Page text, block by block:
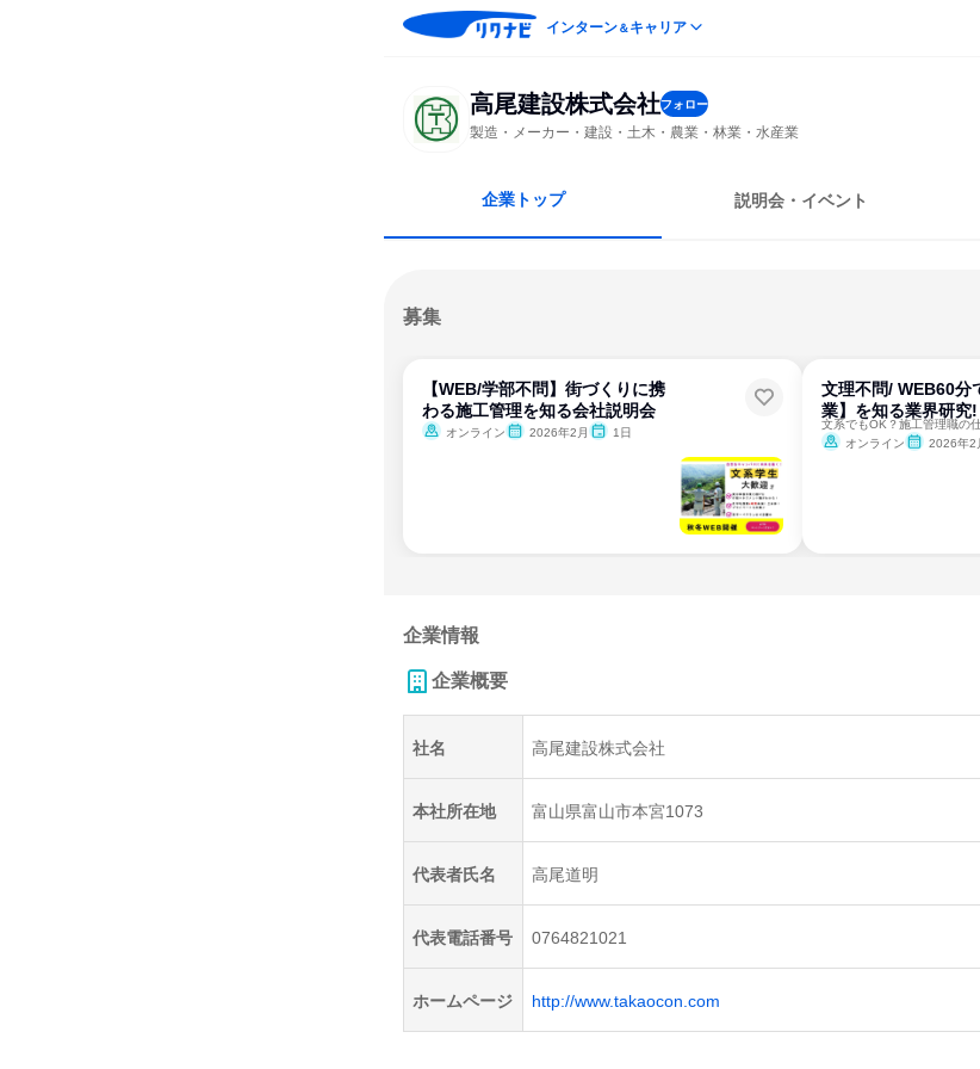
インターン＆キャリア
高尾建設株式会社フォロー
製造・メーカー・建設・土木・農業・林業・水産業
企業トップ 説明会・イベント
募集
【WEB/学部不問】街づくりに携
わる施工管理を知る会社説明会
オンライン 2026年2月 1日
文理不問/ WEB60分
業】を知る業界研究!
文系でもOK？施工管理職の
オンライン
2026年2
企業情報
企業概要
社名 高尾建設株式会社
本社所在地 富山県富山市本宮1073
代表者氏名 高尾道明
代表電話番号 0764821021
ホームページ http://www.takaocon.com